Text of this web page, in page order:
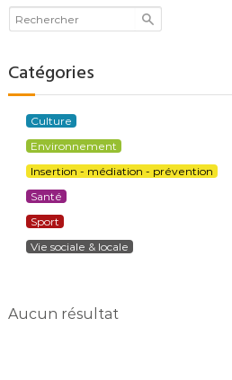
Catégories
Culture
Environnement
Insertion - médiation - prévention
Santé
Sport
Vie sociale & locale
Aucun résultat